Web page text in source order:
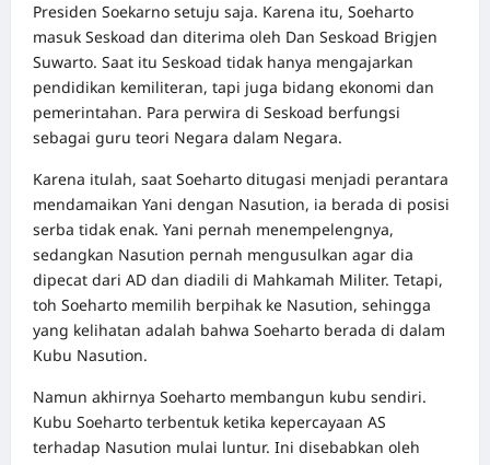
Presiden Soekarno setuju saja. Karena itu, Soeharto
masuk Seskoad dan diterima oleh Dan Seskoad Brigjen
Suwarto. Saat itu Seskoad tidak hanya mengajarkan
pendidikan kemiliteran, tapi juga bidang ekonomi dan
pemerintahan. Para perwira di Seskoad berfungsi
sebagai guru teori Negara dalam Negara.
Karena itulah, saat Soeharto ditugasi menjadi perantara
mendamaikan Yani dengan Nasution, ia berada di posisi
serba tidak enak. Yani pernah menempelengnya,
sedangkan Nasution pernah mengusulkan agar dia
dipecat dari AD dan diadili di Mahkamah Militer. Tetapi,
toh Soeharto memilih berpihak ke Nasution, sehingga
yang kelihatan adalah bahwa Soeharto berada di dalam
Kubu Nasution.
Namun akhirnya Soeharto membangun kubu sendiri.
Kubu Soeharto terbentuk ketika kepercayaan AS
terhadap Nasution mulai luntur. Ini disebabkan oleh